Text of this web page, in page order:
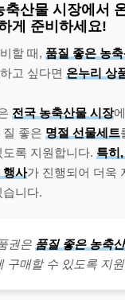
축산물 시장에서
게 준비하세요!
할 때, 품질 좋은 농
고 싶다면 온누리 상
전국 농축산물 시장
좋은 명절 선물세트
록 지원합니다. 특히,
행사가 진행되어 더욱
습니다.
권은 품질 좋은 농축
구매할 수 있도록 지